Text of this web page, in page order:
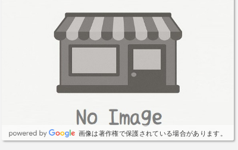
画像は著作権で保護されている場合があります。